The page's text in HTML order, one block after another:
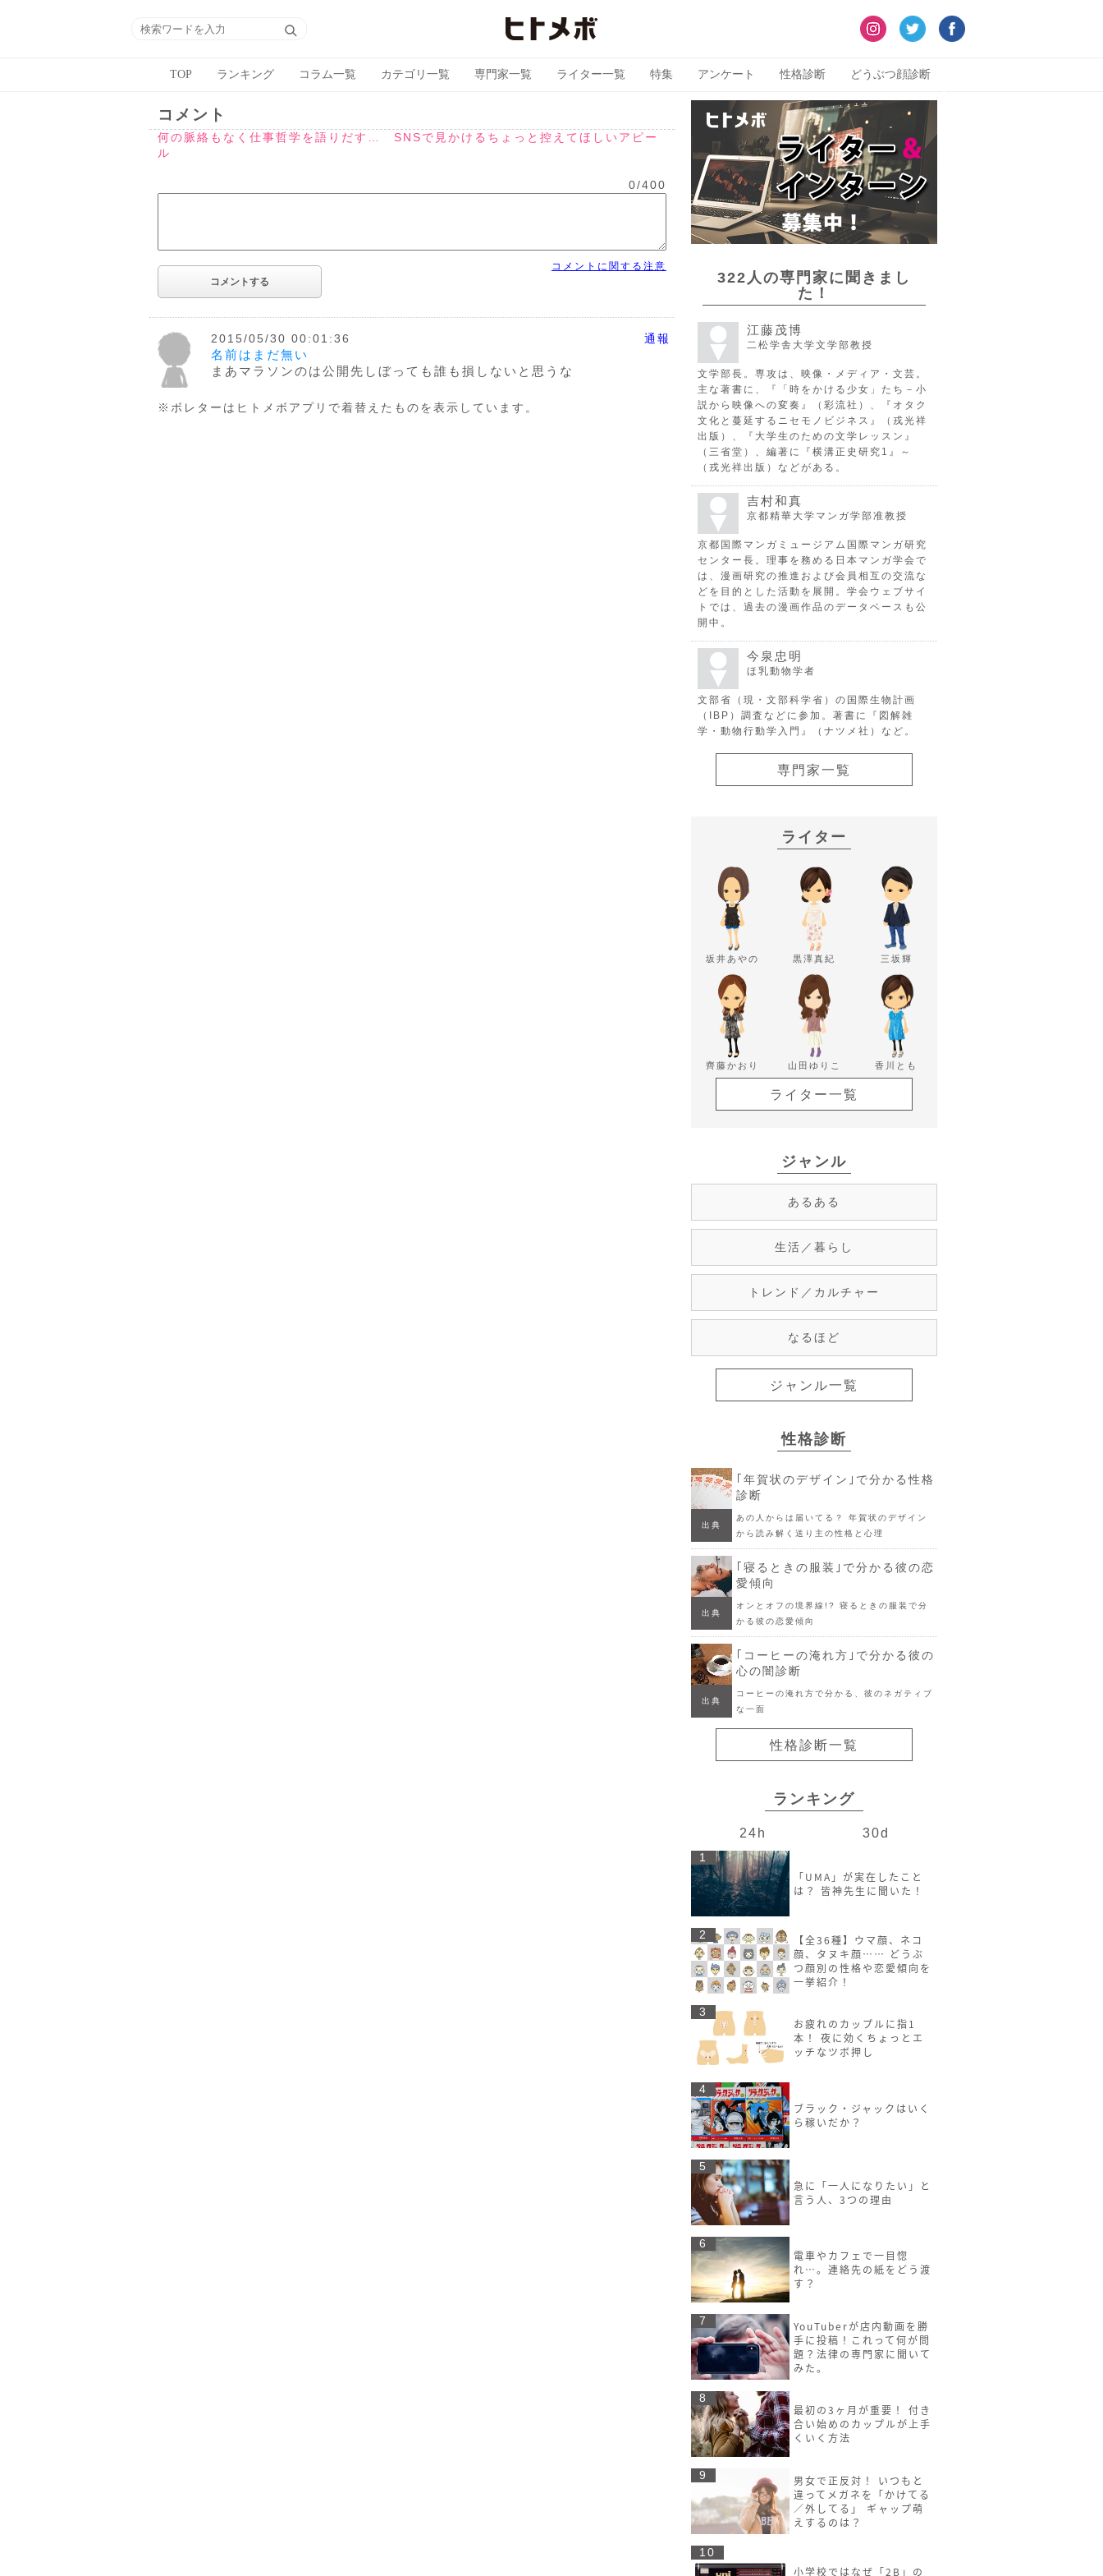
TOP ランキング コラム一覧 カテゴリ一覧 専門家一覧 ライター一覧 特集 アンケート 性格診断 どうぶつ顔診断
コメント
何の脈絡もなく仕事哲学を語りだす… SNSで見かけるちょっと控えてほしいアピー
ル
0/400
コメントに関する注意
2015/05/30 00:01:36
通報
名前はまだ無い
まあマラソンのは公開先しぼっても誰も損しないと思うな
※ボレターはヒトメボアプリで着替えたものを表示しています。
322人の専門家に聞きまし
た！
江藤茂博
二松学舎大学文学部教授
文学部長。専攻は、映像・メディア・文芸。
主な著書に、『「時をかける少女」たち－小
説から映像への変奏』（彩流社）、『オタク
文化と蔓延するニセモノビジネス』（戎光祥
出版）、『大学生のための文学レッスン』
（三省堂）、編著に『横溝正史研究1』～
（戎光祥出版）などがある。
吉村和真
京都精華大学マンガ学部准教授
京都国際マンガミュージアム国際マンガ研究
センター長。理事を務める日本マンガ学会で
は、漫画研究の推進および会員相互の交流な
どを目的とした活動を展開。学会ウェブサイ
トでは、過去の漫画作品のデータベースも公
開中。
今泉忠明
ほ乳動物学者
文部省（現・文部科学省）の国際生物計画
（IBP）調査などに参加。著書に『図解雑
学・動物行動学入門』（ナツメ社）など。
専門家一覧
ライター
坂井あやの 黒澤真紀 三坂輝
齊藤かおり 山田ゆりこ 香川とも
ライター一覧
ジャンル
あるある
生活／暮らし
トレンド／カルチャー
なるほど
ジャンル一覧
性格診断
｢年賀状のデザイン｣で分かる性格
診断
出典
あの人からは届いてる？ 年賀状のデザイン
から読み解く送り主の性格と心理
｢寝るときの服装｣で分かる彼の恋
愛傾向
出典
オンとオフの境界線!? 寝るときの服装で分
かる彼の恋愛傾向
｢コーヒーの淹れ方｣で分かる彼の
心の闇診断
出典
コーヒーの淹れ方で分かる、彼のネガティブ
な一面
性格診断一覧
ランキング
24h 30d
1
「UMA」が実在したこと
は？ 皆神先生に聞いた！
2
【全36種】ウマ顔、ネコ
顔、タヌキ顔…… どうぶ
つ顔別の性格や恋愛傾向を
一挙紹介！
3
お疲れのカップルに指1
本！ 夜に効くちょっとエ
ッチなツボ押し
4
ブラック・ジャックはいく
ら稼いだか？
5
急に「一人になりたい」と
言う人、3つの理由
6
電車やカフェで一目惚
れ…。連絡先の紙をどう渡
す？
7
YouTuberが店内動画を勝
手に投稿！これって何が問
題？法律の専門家に聞いて
みた。
8
最初の3ヶ月が重要！ 付き
合い始めのカップルが上手
くいく方法
9
男女で正反対！ いつもと
違ってメガネを「かけてる
／外してる」 ギャップ萌
えするのは？
10
小学校ではなぜ「2B」の